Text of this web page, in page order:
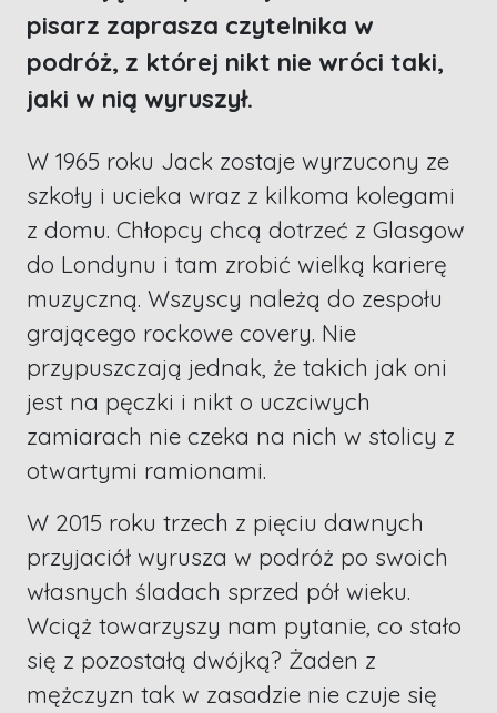
pisarz zaprasza czytelnika w
podróż, z której nikt nie wróci taki,
jaki w nią wyruszył.
W 1965 roku Jack zostaje wyrzucony ze
szkoły i ucieka wraz z kilkoma kolegami
z domu. Chłopcy chcą dotrzeć z Glasgow
do Londynu i tam zrobić wielką karierę
muzyczną. Wszyscy należą do zespołu
grającego rockowe covery. Nie
przypuszczają jednak, że takich jak oni
jest na pęczki i nikt o uczciwych
zamiarach nie czeka na nich w stolicy z
otwartymi ramionami.
W 2015 roku trzech z pięciu dawnych
przyjaciół wyrusza w podróż po swoich
własnych śladach sprzed pół wieku.
Wciąż towarzyszy nam pytanie, co stało
się z pozostałą dwójką? Żaden z
mężczyzn tak w zasadzie nie czuje się